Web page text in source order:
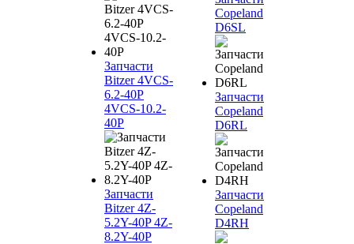
Запчасти
Bitzer 4VCS-
6.2-40P
4VCS-10.2-
40P
Запчасти
Bitzer 4Z-
5.2Y-40P 4Z-
8.2Y-40P
Copeland
D6SL
Запчасти
Copeland
D6RL
Запчасти
Copeland
D4RH